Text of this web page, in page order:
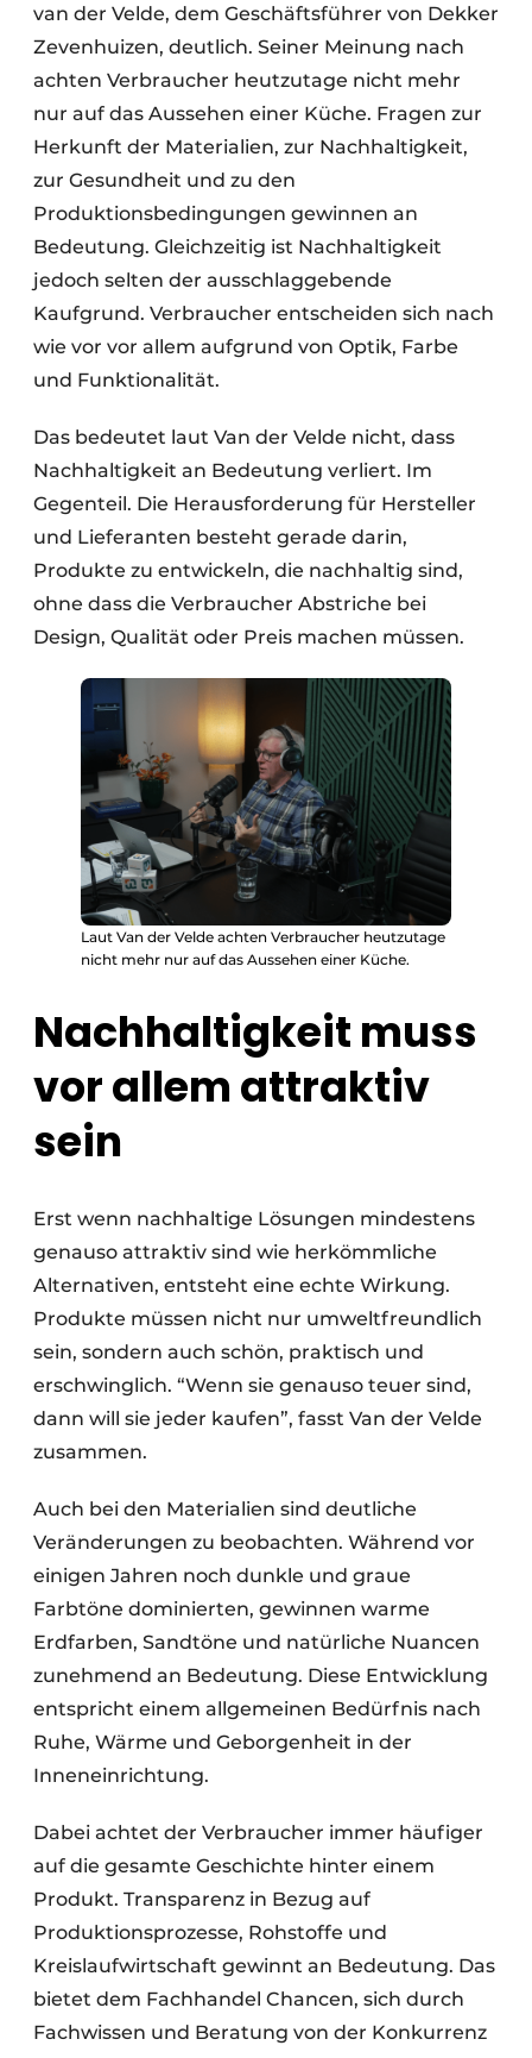
van der Velde, dem Geschäftsführer von Dekker
Zevenhuizen, deutlich. Seiner Meinung nach
achten Verbraucher heutzutage nicht mehr
nur auf das Aussehen einer Küche. Fragen zur
Herkunft der Materialien, zur Nachhaltigkeit,
zur Gesundheit und zu den
Produktionsbedingungen gewinnen an
Bedeutung. Gleichzeitig ist Nachhaltigkeit
jedoch selten der ausschlaggebende
Kaufgrund. Verbraucher entscheiden sich nach
wie vor vor allem aufgrund von Optik, Farbe
und Funktionalität.
Das bedeutet laut Van der Velde nicht, dass
Nachhaltigkeit an Bedeutung verliert. Im
Gegenteil. Die Herausforderung für Hersteller
und Lieferanten besteht gerade darin,
Produkte zu entwickeln, die nachhaltig sind,
ohne dass die Verbraucher Abstriche bei
Design, Qualität oder Preis machen müssen.
Laut Van der Velde achten Verbraucher heutzutage
nicht mehr nur auf das Aussehen einer Küche.
Nachhaltigkeit muss
vor allem attraktiv
sein
Erst wenn nachhaltige Lösungen mindestens
genauso attraktiv sind wie herkömmliche
Alternativen, entsteht eine echte Wirkung.
Produkte müssen nicht nur umweltfreundlich
sein, sondern auch schön, praktisch und
erschwinglich. “Wenn sie genauso teuer sind,
dann will sie jeder kaufen”, fasst Van der Velde
zusammen.
Auch bei den Materialien sind deutliche
Veränderungen zu beobachten. Während vor
einigen Jahren noch dunkle und graue
Farbtöne dominierten, gewinnen warme
Erdfarben, Sandtöne und natürliche Nuancen
zunehmend an Bedeutung. Diese Entwicklung
entspricht einem allgemeinen Bedürfnis nach
Ruhe, Wärme und Geborgenheit in der
Inneneinrichtung.
Dabei achtet der Verbraucher immer häufiger
auf die gesamte Geschichte hinter einem
Produkt. Transparenz in Bezug auf
Produktionsprozesse, Rohstoffe und
Kreislaufwirtschaft gewinnt an Bedeutung. Das
bietet dem Fachhandel Chancen, sich durch
Fachwissen und Beratung von der Konkurrenz